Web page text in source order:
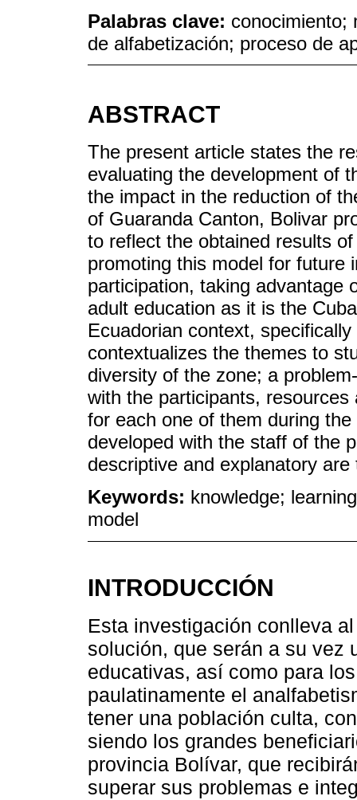
Palabras clave: conocimiento;
de alfabetización; proceso de
ABSTRACT
The present article states the
evaluating the development of
the impact in the reduction of
of Guaranda Canton, Bolivar
to reflect the obtained results
promoting this model for future
participation, taking advantage
adult education as it is the
Ecuadorian context,
contextualizes the themes to
diversity of the zone; a
with the participants,
for each one of them during
developed with the staff of the
descriptive and explanatory
Keywords: knowledge;
model
INTRODUCCIÓN
Esta investigación conlleva
solución, que serán a su vez
educativas, así como para
paulatinamente el
tener una población culta,
siendo los grandes
provincia Bolívar, que
superar sus problemas e